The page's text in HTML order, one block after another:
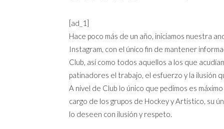
[ad_1]
Hace poco más de un año, iniciamos nuestra
Instagram, con el único fin de mantener
Club, así como todos aquellos a los que
patinadores el trabajo, el esfuerzo y la ilusión
A nivel de Club lo único que pedimos es
cargo de los grupos de Hockey y Artistico, su
lo deseen con ilusión y respeto.